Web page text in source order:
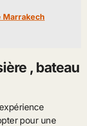
Marrakech
, bateau
pour une